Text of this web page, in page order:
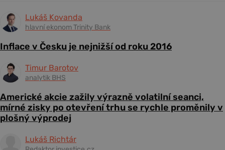
Lukáš Kovanda
hlavní ekonom Trinity Bank
Inflace v Česku je nejnižší od roku 2016
Timur Barotov
analytik BHS
Americké akcie zažily výrazně volatilní seanci,
mírné zisky po otevření trhu se rychle proměnily v
plošný výprodej
Lukáš Richtár